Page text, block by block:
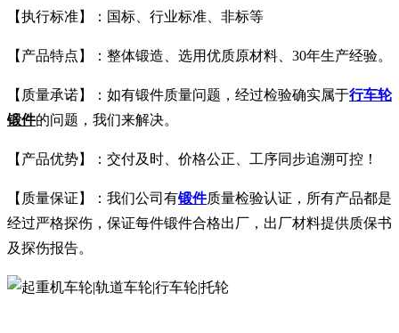
【执行标准】：国标、行业标准、非标等
【产品特点】：整体锻造、选用优质原材料、30年生产经验。
【质量承诺】：如有锻件质量问题，经过检验确实属于行车轮
锻件的问题，我们来解决。
【产品优势】：交付及时、价格公正、工序同步追溯可控！
【质量保证】：我们公司有锻件质量检验认证，所有产品都是
经过严格探伤，保证每件锻件合格出厂，出厂材料提供质保书
及探伤报告。